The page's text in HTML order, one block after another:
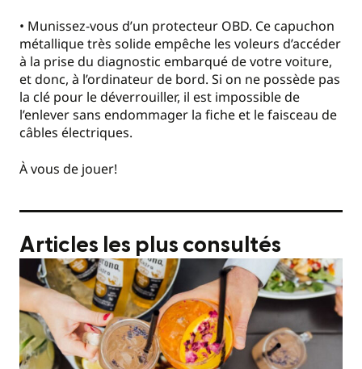
• Munissez-vous d’un protecteur OBD. Ce capuchon
métallique très solide empêche les voleurs d’accéder
à la prise du diagnostic embarqué de votre voiture,
et donc, à l’ordinateur de bord. Si on ne possède pas
la clé pour le déverrouiller, il est impossible de
l’enlever sans endommager la fiche et le faisceau de
câbles électriques.
À vous de jouer!
Articles les plus consultés